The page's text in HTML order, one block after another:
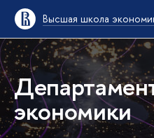
Высшая школа
экономики